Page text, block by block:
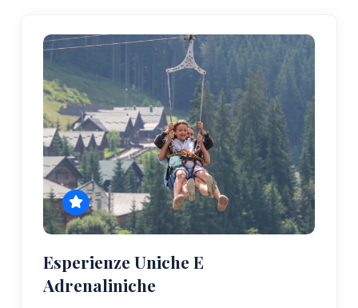
Esperienze Uniche E
Adrenaliniche